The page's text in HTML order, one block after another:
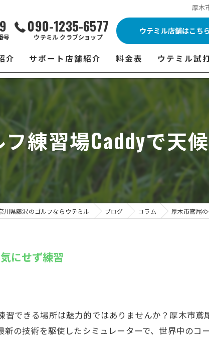
厚木
号
090-1235-6577
ウテミル クラブショップ
ウテミル店舗はこちら
介
ル 浦安駅前店
ンドアゴルフ
ルスクール高崎店
サポート店舗紹介
シミュレーションゴルフ Caddy
スズヨンゴルフクラブ(SUZU4-GOLFCLUB)
料金表
浦安駅前店 料金表
市原インドアゴルフ 料金表
ウテミルスクール高崎店 料
サポート店舗 料金表
シミュレーションゴル
ウテミル試
ウテミル試打
ウテミル試打会
フィッテイン
よくある質問
試打会開催受
練習場Caddyで天
川県藤沢のゴルフならウテミル ブログ コラム 厚木市鳶尾
にせず練習
できる場所は魅力的ではありませんか？厚木市鳶
の技術を駆使したシミュレーターで、世界中のコ